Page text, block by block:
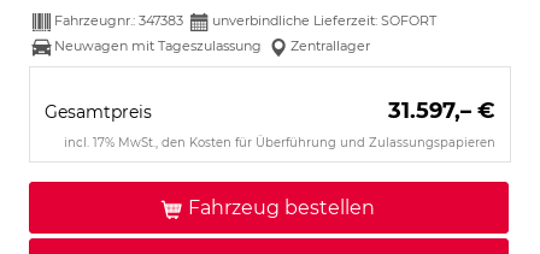
Fahrzeugnr.: 347383
unverbindliche Lieferzeit: SOFORT
Neuwagen mit Tageszulassung
Zentrallager
Gesamtpreis 31.597,– €
incl. 17% MwSt., den Kosten für Überführung und Zulassungspapieren
Fahrzeug bestellen